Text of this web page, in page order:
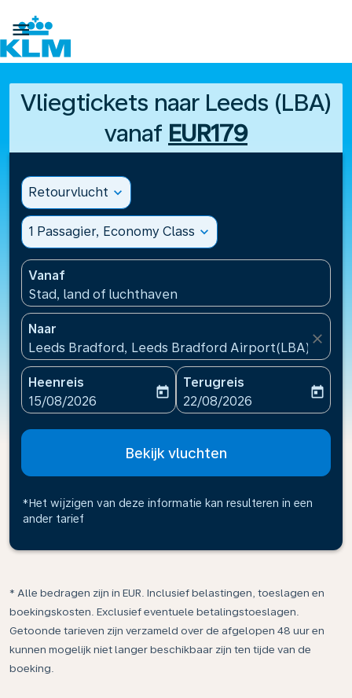

Vliegtickets naar Leeds (LBA)
vanaf EUR179
Retourvlucht expand_more
1 Passagier, Economy Class expand_more
Vanaf
Stad, land of luchthaven
Naar
Leeds Bradford, Leeds Bradford Airport(LBA),
close
Heenreis
fc-booking-departure-date-aria-label
15/08/2026
today
Terugreis
fc-booking-return-date-
22/08/2026
today
Bekijk vluchten
*Het wijzigen van deze informatie kan resulteren in een
ander tarief
* Alle bedragen zijn in EUR. Inclusief belastingen, toeslagen en
boekingskosten. Exclusief eventuele betalingstoeslagen.
Getoonde tarieven zijn verzameld over de afgelopen 48 uur en
kunnen mogelijk niet langer beschikbaar zijn ten tijde van de
boeking.